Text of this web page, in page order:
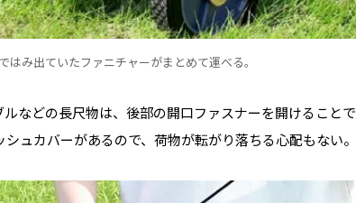
み出ていたファニチャーがまとめて運べる。
などの長尺物は、後部の開口ファスナーを開けることで
ュカバーがあるので、荷物が転がり落ちる心配もない。